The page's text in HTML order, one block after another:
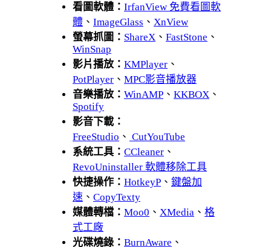
看圖軟體： IrfanView 免費看圖軟
體 、 ImageGlass 、 XnView
螢幕抓圖： ShareX 、 FastStone 、
WinSnap
影片播放： KMPlayer 、
PotPlayer 、 MPC影音播放器
音樂播放： WinAMP 、 KKBOX 、
Spotify
影音下載：
FreeStudio 、 CutYouTube
系統工具： CCleaner 、
RevoUninstaller 軟體移除工具
快捷操作： HotkeyP 、 鍵盤加
速 、 CopyTexty
媒體轉檔： Moo0 、 XMedia 、 格
式工廠
光碟燒錄： BurnAware 、